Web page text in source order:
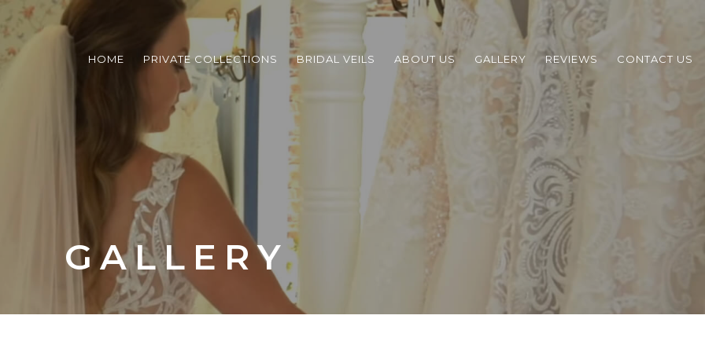
HOME PRIVATE COLLECTIONS BRIDAL VEILS ABOUT US GALLERY REVIEWS CONTACT US
GALLERY